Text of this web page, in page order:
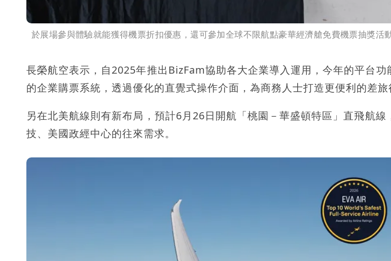
於展場參與體驗就能獲得機票折扣優惠，還可參加全球不限航點豪華經濟艙免費機票抽獎活
長榮航空表示，自2025年推出BizFam協助各大企業導入運用，今年的平台功
的企業購票系統，透過優化的直覺式操作介面，為商務人士打造更便利的差旅
另在北美航線則有新布局，預計6月26日開航「桃園－華盛頓特區」直飛航
技、美國政經中心的往來需求。